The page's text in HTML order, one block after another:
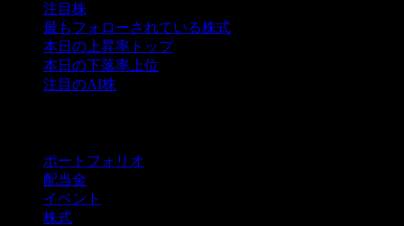
注目株
最もフォローされている株式
本日の上昇率トップ
本日の下落率上位
注目のAI株
ポートフォリオ
配当金
イベント
株式